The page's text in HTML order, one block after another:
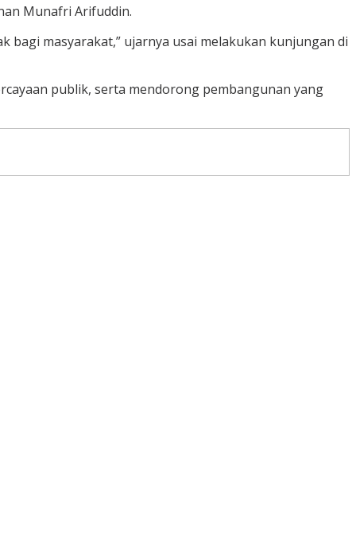
Munafri Arifuddin.
masyarakat,” ujarnya usai melakukan kunjungan di
publik, serta mendorong pembangunan yang